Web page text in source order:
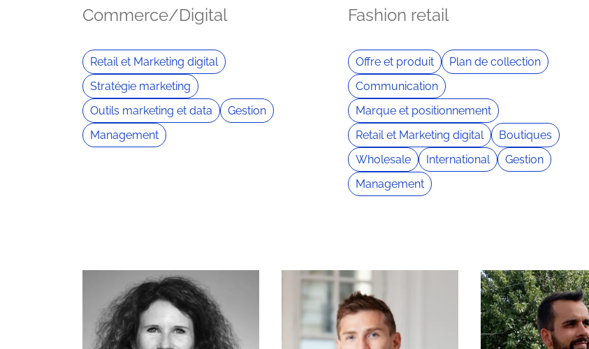
Commerce/Digital
Retail et Marketing digital
Stratégie marketing
Outils marketing et data
Gestion
Management
Fashion retail
Offre et produit
Plan de collection
Communication
Marque et positionnement
Retail et Marketing digital
Boutiques
Wholesale
International
Gestion
Management